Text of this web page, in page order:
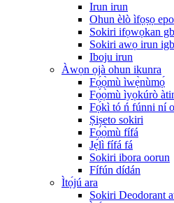
Irun irun
Ohun èlò ìfọṣọ
Sokiri ifọwọkan
Sokiri awọ irun
Iboju irun
Àwọn ọjà ohun ikunra
Fọ́ọ̀mù ìwẹ̀nùmọ́
Fọ́ọ̀mù ìyọkúrò
Fọ́kì tó ń fúnni ní
Ṣiṣeto sokiri
Fọ́ọ̀mù fífá
Jẹ́lì fífá fá
Sokiri ibora oorun
Fífún dídán
Ìtọ́jú ara
Sokiri Deodorant